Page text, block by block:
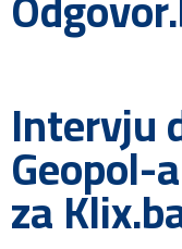
Intervju
Geopol-
za